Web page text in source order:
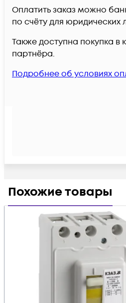
Оплатить заказ можно
по счёту для юридических
Также доступна покупка в
партнёра.
Подробнее об условиях
Похожие товары